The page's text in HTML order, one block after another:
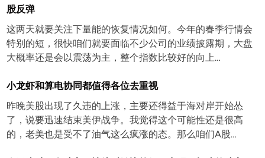
股反弹
这两天就要关注下量能的恢复情况如何。今年的春季行情会
特别的短，很快咱们就要面临不少公司的业绩披露期，大盘
大概率还是会以震荡为主，整个指数比较好的向上…
小龙虾和算电协同都值得各位去重视
昨晚美股出现了久违的上涨，主要还得益于海对岸开始怂
了，说要迅速结束美伊战争。我觉得这个可能性还是很高
的，老美也是受不了油气这么疯涨的态。那么咱们A股…